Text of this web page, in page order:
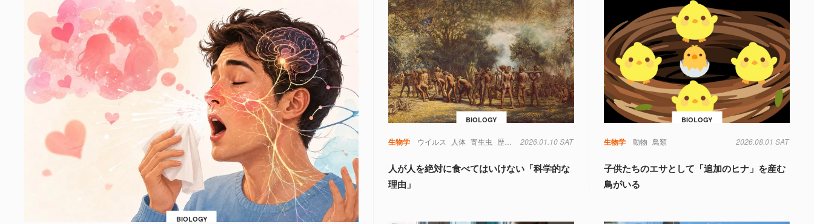
BIOLOGY
BIOLOGY
生物学 ウイルス 人体 寄生虫 歴史 考古学
2026.01.10 SAT
人が人を絶対に食べてはいけない「科学的な
理由」
BIOLOGY
生物学 動物 鳥類 2026.08.01 SAT
子供たちのエサとして「追加のヒナ」を産む
鳥がいる